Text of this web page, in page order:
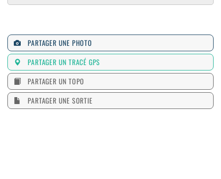
PARTAGER UNE PHOTO
PARTAGER UN TRACÉ GPS
PARTAGER UN TOPO
PARTAGER UNE SORTIE